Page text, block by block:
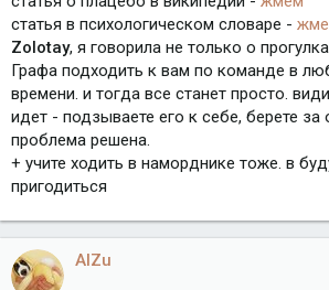
статья в психологическом словаре -
Zolotay, я говорила не только о
Графа подходить к вам по команде в
времени. и тогда все станет просто.
идет - подзываете его к себе, берете за
проблема решена.
+ учите ходить в наморднике тоже. в
пригодиться
AlZu